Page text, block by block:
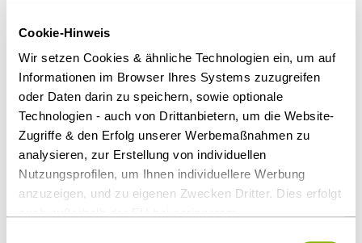
Cookie-Hinweis
Wir setzen Cookies & ähnliche Technologien ein, um auf
Informationen im Browser Ihres Systems zuzugreifen
oder Daten darin zu speichern, sowie optionale
Technologien - auch von Drittanbietern, um die Website-
Zugriffe & den Erfolg unserer Werbemaßnahmen zu
analysieren, zur Erstellung von individuellen
Nutzungsprofilen, um Ihnen individuellere Werbung
anzuzeigen, und zu eigenen Zwecken Dritter. Dies erfolgt
Ausschluss innerhalb von 10 Kalendertagen rügen
müssen. Nun ist er präkludiert und sein
Nachprüfungsantrag daher schon unzulässig.
Kein Hinweis auf Rügefrist
Öffentliche Auftraggeber müssen Bieter nicht auf
Rügefristen hinweisen. Sie müssen Bieter nur über
die Rechtsbehelfsfrist nach § 160 Abs. 3 Satz 1 Nr. 4